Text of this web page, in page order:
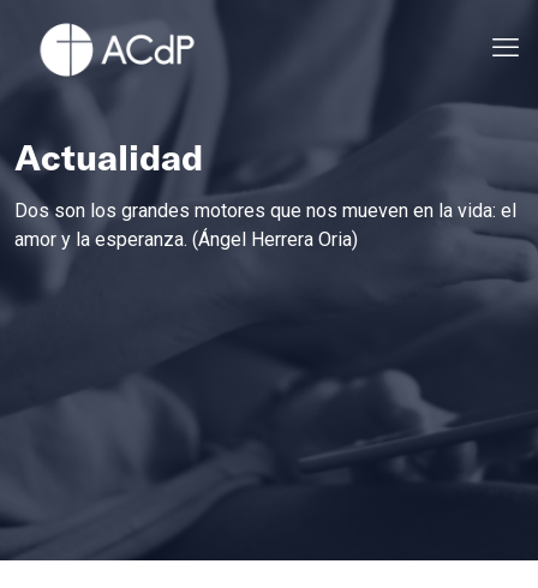
Actualidad
Dos son los grandes motores que nos mueven en la vida: el
amor y la esperanza. (Ángel Herrera Oria)